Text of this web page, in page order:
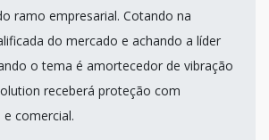
ramo empresarial. Cotando na
do mercado e achando a líder
o tema é amortecedor de vibração
receberá proteção com
e comercial.